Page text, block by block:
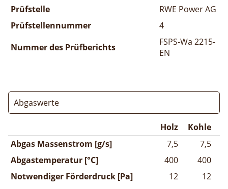
Prüfstelle
RWE Power AG
Prüfstellennummer
4
Nummer des Prüfberichts
FSPS-Wa 2215-
EN
Abgaswerte
Holz
Kohle
Abgas Massenstrom [g/s]
7,5
7,5
Abgastemperatur [°C]
400
400
Notwendiger Förderdruck [Pa]
12 12